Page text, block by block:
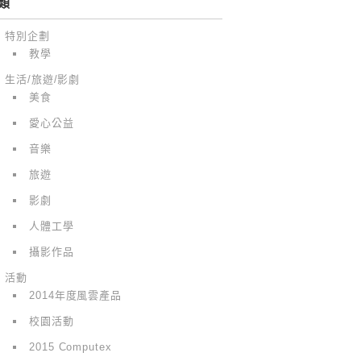
特別企劃
教學
生活/旅遊/影劇
美食
愛心公益
音樂
旅遊
影劇
人體工學
攝影作品
活動
2014年度風雲產品
校園活動
2015 Computex